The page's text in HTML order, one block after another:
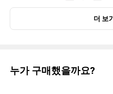
더 보기
누가 구매했을까요?